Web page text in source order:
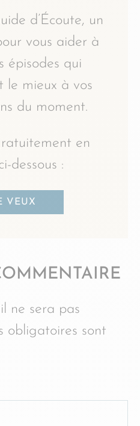
d’Écoute, un
vous aider à
épisodes qui
le mieux à vos
du moment.
en
dessous :
VEUX
ne sera pas
obligatoires sont